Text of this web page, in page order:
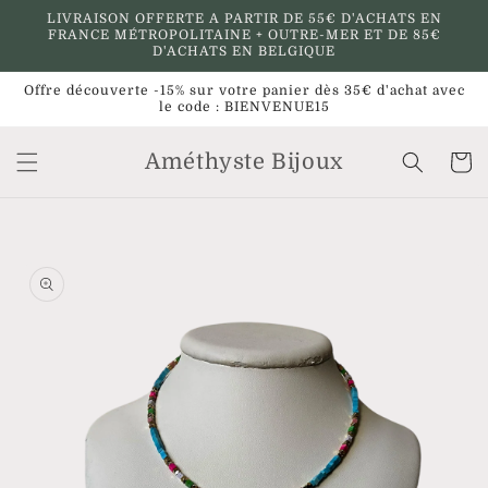
passer
au
LIVRAISON OFFERTE A PARTIR DE 55€ D'ACHATS EN
FRANCE MÉTROPOLITAINE + OUTRE-MER ET DE 85€
D'ACHATS EN BELGIQUE
Offre découverte -15% sur votre panier dès 35€ d'achat avec
le code : BIENVENUE15
Améthyste Bijoux Panier
informations